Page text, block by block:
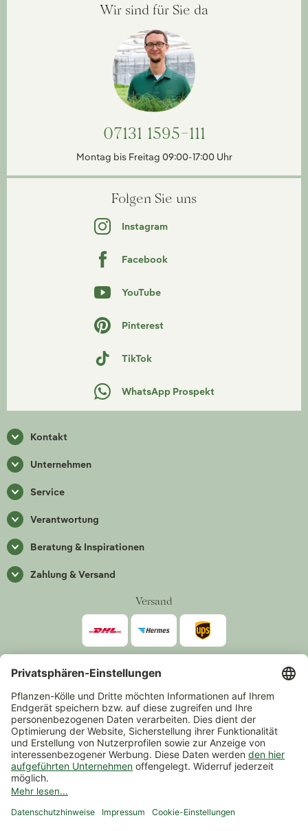
Wir sind für Sie da
07131 1595-111
Montag bis Freitag 09:00-17:00 Uhr
Folgen Sie uns
Instagram
Facebook
YouTube
Pinterest
TikTok
WhatsApp Prospekt
Kontakt
Unternehmen
Service
Verantwortung
Beratung & Inspirationen
Zahlung & Versand
Versand
Zahlarten
*Alle Preise inkl. gesetzlicher Mehrwertsteuer zzgl.Versand
Mindestbestellwert 14,90 €, ausgenommen sind Gutscheine und
Events.